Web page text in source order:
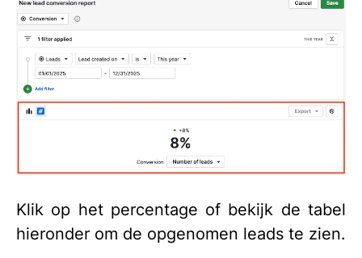
Klik op het percentage of bekijk de tabel
hieronder om de opgenomen leads te zien.